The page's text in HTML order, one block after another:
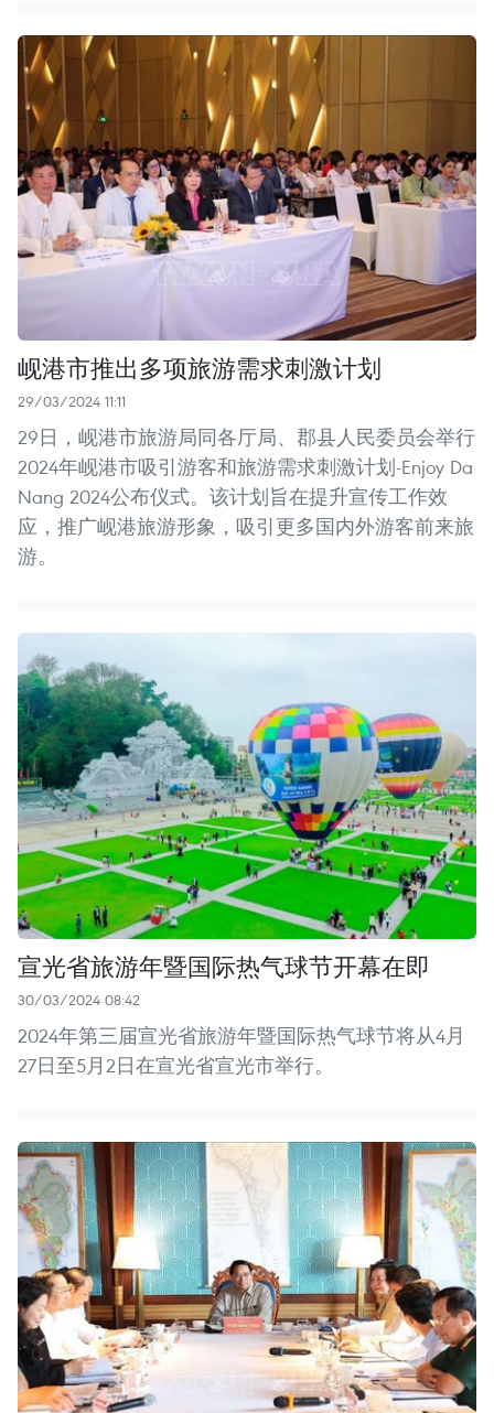
岘港市推出多项旅游需求刺激计划
29/03/2024 11:11
29日，岘港市旅游局同各厅局、郡县人民委员会举行
2024年岘港市吸引游客和旅游需求刺激计划-Enjoy Da
Nang 2024公布仪式。该计划旨在提升宣传工作效
应，推广岘港旅游形象，吸引更多国内外游客前来旅
游。
宣光省旅游年暨国际热气球节开幕在即
30/03/2024 08:42
2024年第三届宣光省旅游年暨国际热气球节将从4月
27日至5月2日在宣光省宣光市举行。